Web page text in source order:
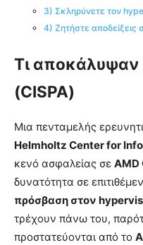
3) Σκληρύνετε τον
4) Ζητήστε
Τι αποκάλυψαν
(CISPA)
Μια πενταμελής
Helmholtz Center for
κενό ασφαλείας σε AMD
δυνατότητα σε
πρόσβαση στον
τρέχουν πάνω του,
προστατεύονται από το